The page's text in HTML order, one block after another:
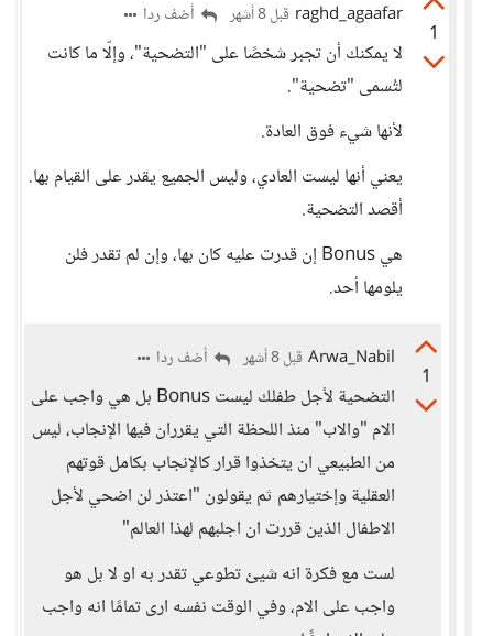
1
raghd_agaafar قبل 8 أشهر أضف ردا
لا يمكنك أن تجبر شخصًا على "التضحية"، وإلّا ما كانت
لتُسمى "تضحية".
لأنها شيء فوق العادة.
يعني أنها ليست العادي، وليس الجميع يقدر على القيام بها.
أقصد التضحية.
هي Bonus إن قدرت عليه كان بها، وإن لم تقدر فلن
يلومها أحد.
1
Arwa_Nabil قبل 8 أشهر أضف ردا
التضحية لأجل طفلك ليست Bonus بل هي واجب على
الام "والاب" منذ اللحظة التي يقرران فيها الإنجاب، ليس
من الطبيعي ان يتخذوا قرار كالإنجاب بكامل قوتهم
العقلية وإختيارهم ثم يقولون "اعتذر لن اضحي لأجل
الاطفال الذين قررت ان اجلبهم لهذا العالم"
لست مع فكرة انه شيئ تطوعي تقدر به او لا بل هو
واجب على الام، وفي الوقت نفسه ارى تمامًا انه واجب